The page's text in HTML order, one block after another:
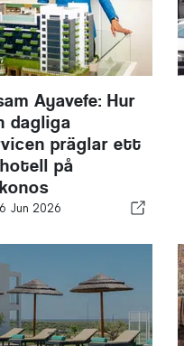
Ayavefe: Hur
dagliga
präglar ett
på
Jun 2026